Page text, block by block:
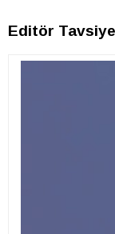
Editör